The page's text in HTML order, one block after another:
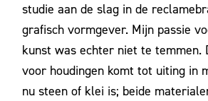
studie aan de slag in de
grafisch vormgever. Mijn passie
kunst was echter niet te temmen.
voor houdingen komt tot uiting in
nu steen of klei is; beide